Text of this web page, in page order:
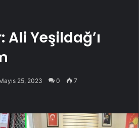
Ali Yeşildağ’ı
25, 2023 0 7